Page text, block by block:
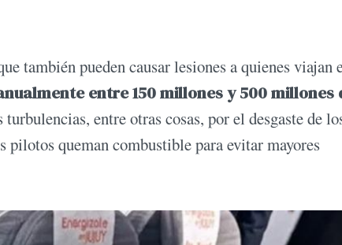
también pueden causar lesiones a quienes viajan
entre150 millones y 500 millones
entre otras cosas, por el desgaste de
queman combustible para evitar mayores